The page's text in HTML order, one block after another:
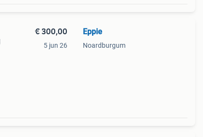
€ 300,00
5 jun 26
Eppie
Noardburgum